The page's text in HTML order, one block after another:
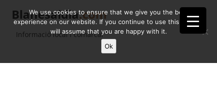
Blanesaldia.com
Informació local i comarcal
We use cookies to ensure that we give you the best
experience on our website. If you continue to use this site we
will assume that you are happy with it.
Ok